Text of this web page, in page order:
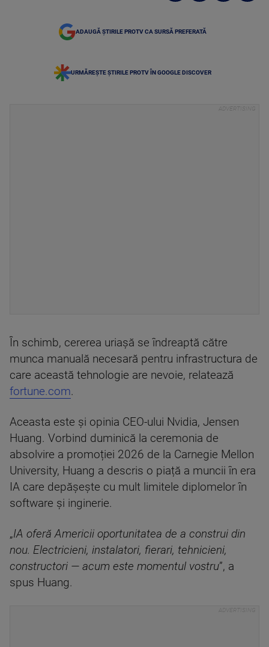
ADAUGĂ ȘTIRILE PROTV CA SURSĂ PREFERATĂ
URMĂREȘTE ȘTIRILE PROTV ÎN GOOGLE DISCOVER
În schimb, cererea uriașă se îndreaptă către
munca manuală necesară pentru infrastructura de
care această tehnologie are nevoie, relatează
fortune.com.
Aceasta este și opinia CEO-ului Nvidia, Jensen
Huang. Vorbind duminică la ceremonia de
absolvire a promoției 2026 de la Carnegie Mellon
University, Huang a descris o piață a muncii în era
IA care depășește cu mult limitele diplomelor în
software și inginerie.
„IA oferă Americii oportunitatea de a construi din
nou. Electricieni, instalatori, fierari, tehnicieni,
constructori — acum este momentul vostru”, a
spus Huang.